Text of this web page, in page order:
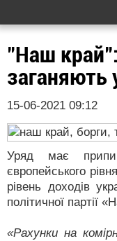
"Наш край":
заганяють
15-06-2021 09:12
Уряд має
європейського
рівень доходів
політичної партії
«Рахунки на